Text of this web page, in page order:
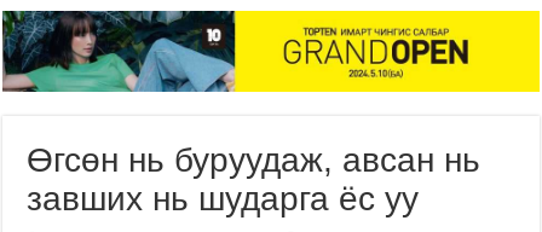
Өгсөн нь буруудаж, авсан нь
завших нь шударга ёс уу